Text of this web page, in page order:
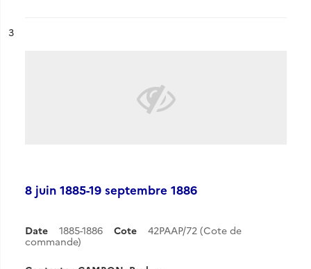
n°
3
8 juin 1885-19 septembre 1886
Date 1885-1886 Cote
42PAAP/72 (Cote de
commande)